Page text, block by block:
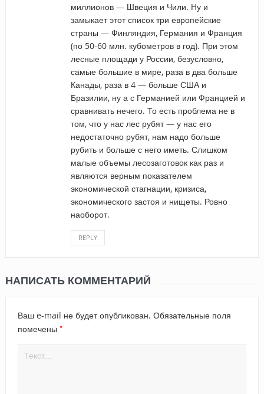
миллионов — Швеция и Чили. Ну и
замыкает этот список три европейские
страны — Финляндия, Германия и Франция
(по 50-60 млн. кубометров в год). При этом
лесные площади у России, безусловно,
самые большие в мире, раза в два больше
Канады, раза в 4 — больше США и
Бразилии, ну а с Германией или Францией и
сравнивать нечего. То есть проблема не в
том, что у нас лес рубят — у нас его
недостаточно рубят, нам надо больше
рубить и больше с него иметь. Слишком
малые объемы лесозаготовок как раз и
являются верным показателем
экономической стагнации, кризиса,
экономического застоя и нищеты. Ровно
наоборот.
REPLY
НАПИСАТЬ КОММЕНТАРИЙ
Ваш e-mail не будет опубликован. Обязательные поля
помечены *